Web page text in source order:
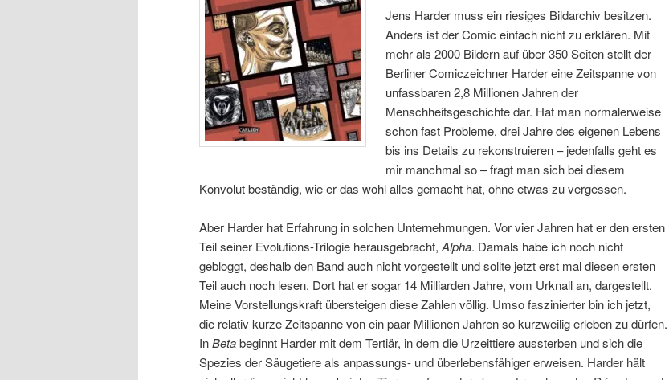
Jens Harder muss ein riesiges Bildarchiv besitzen.
Anders ist der Comic einfach nicht zu erklären. Mit
mehr als 2000 Bildern auf über 350 Seiten stellt der
Berliner Comiczeichner Harder eine Zeitspanne von
unfassbaren 2,8 Millionen Jahren der
Menschheitsgeschichte dar. Hat man normalerweise
schon fast Probleme, drei Jahre des eigenen Lebens
bis ins Details zu rekonstruieren – jedenfalls geht es
mir manchmal so – fragt man sich bei diesem
Konvolut beständig, wie er das wohl alles gemacht hat, ohne etwas zu vergessen.
Aber Harder hat Erfahrung in solchen Unternehmungen. Vor vier Jahren hat er den ersten
Teil seiner Evolutions-Trilogie herausgebracht,Alpha. Damals habe ich noch nicht
gebloggt, deshalb den Band auch nicht vorgestellt und sollte jetzt erst mal diesen ersten
Teil auch noch lesen. Dort hat er sogar 14 Milliarden Jahre, vom Urknall an, dargestellt.
Meine Vorstellungskraft übersteigen diese Zahlen völlig. Umso faszinierter bin ich jetzt,
die relativ kurze Zeitspanne von ein paar Millionen Jahren so kurzweilig erleben zu dürfen.
InBetabeginnt Harder mit dem Tertiär, in dem die Urzeittiere aussterben und sich die
Spezies der Säugetiere als anpassungs- und überlebensfähiger erweisen. Harder hält